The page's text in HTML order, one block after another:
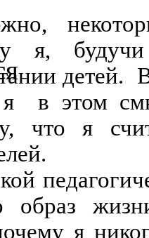
я,
детей.
в этом
что я
образ
я